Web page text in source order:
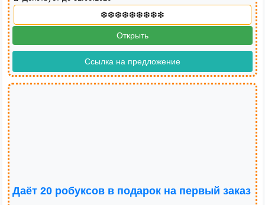
Открыть
Ссылка на предложение
Даёт 20 робуксов в подарок на первый заказ